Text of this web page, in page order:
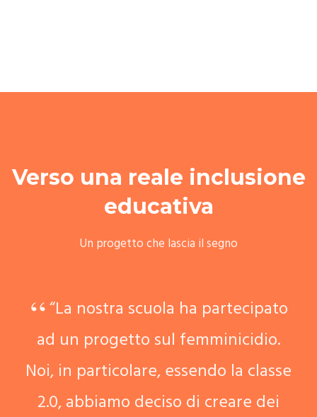
Verso una reale inclusione
educativa
Un progetto che lascia il segno
“La nostra scuola ha partecipato
ad un progetto sul femminicidio.
Noi, in particolare, essendo la classe
2.0, abbiamo deciso di creare dei